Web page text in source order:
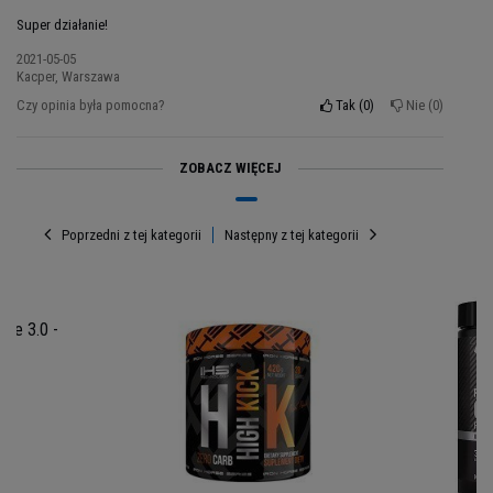
wyjątkowe działanie przedtreningówki High Kick i
Porcji w opakowaniu: 18
Składniki High Kick : Beta alanina, jabłczan
cytruliny, tauryna, leucyna, N-acetyl-L-karnityny,
Super działanie!
2021-05-05
Kacper, Warszawa
Czy opinia była pomocna?
Tak 0 Nie 0
ZOBACZ WIĘCEJ
Poprzedni z tej kategorii
3.0 -
Następny z tej kategorii